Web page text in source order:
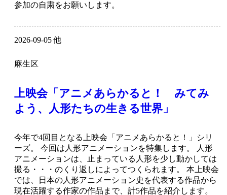
参加の自粛をお願いします。
2026-09-05 他
麻生区
上映会「アニメあらかると！ みてみ
よう、人形たちの生きる世界」
今年で4回目となる上映会「アニメあらかると！」シリ
ーズ。 今回は人形アニメーションを特集します。 人形
アニメーションは、止まっている人形を少し動かしては
撮る・・・のくり返しによってつくられます。 本上映会
では、日本の人形アニメーション史を代表する作品から
現在活躍する作家の作品まで、計5作品を紹介します。